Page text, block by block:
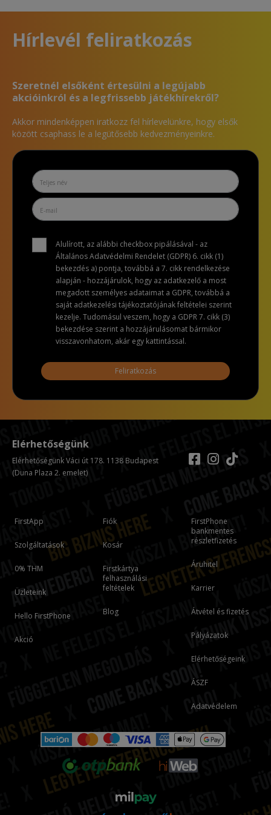
Hírlevél feliratkozás
Szeretnél elsőként értesülni a legújabb
akcióinkról és a legfrissebb játékhírekről?
Akkor mindenképpen iratkozz fel hírlevelünkre, hogy elsők
között csaphass le a legütősebb kedvezményeinkre.
Alulírott, az alábbi checkbox pipálásával - az
Általános Adatvédelmi Rendelet (GDPR) 6. cikk (1)
bekezdés a) pontja, továbbá a 7. cikk rendelkezése
alapján - hozzájárulok, hogy az adatkezelő a most
megadott személyes adataimat a GDPR, továbbá a
saját adatkezelési tájékoztatójának feltételei szerint
kezelje. Tudomásul veszem, hogy a GDPR 7. cikk (3)
bekezdése szerint a hozzájárulásomat bármikor
visszavonhatom, akár egy kattintással.
Feliratkozás
FirstApp
Szolgáltatások
0% THM
Üzleteink
Hello FirstPhone
Akció
Fiók
Kosár
Firstkártya
felhasználási
feltételek
Blog
FirstPhone
bankmentes
részletfizetés
Áruhitel
Karrier
Átvétel és fizetés
Pályázatok
Elérhetőségeink
ÁSZF
Adatvédelem
Elérhetőségünk
Elérhetőségünk Váci út 178. 1138 Budapest
(Duna Plaza 2. emelet)